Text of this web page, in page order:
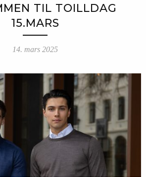
TIL TOILLDAG
15.MARS
14. mars 2025